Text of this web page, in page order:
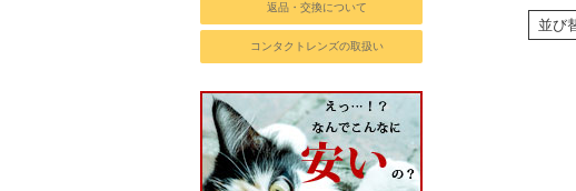
返品・交換について
コンタクトレンズの取扱い
並び